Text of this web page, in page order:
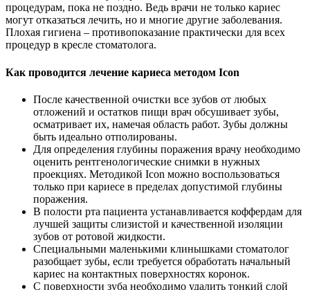
процедурам, пока не поздно. Ведь врачи не только кариес
могут отказаться лечить, но и многие другие заболевания.
Плохая гигиена – противопоказание практически для всех
процедур в кресле стоматолога.
Как проводится лечение кариеса методом Icon
После качественной очистки все зубов от любых
отложений и остатков пищи врач обсушивает зубы,
осматривает их, намечая область работ. Зубы должны
быть идеально отполированы.
Для определения глубины поражения врачу необходимо
оценить рентгенологические снимки в нужных
проекциях. Методикой Icon можно воспользоваться
только при кариесе в пределах допустимой глубины
поражения.
В полости рта пациента устанавливается коффердам для
лучшей защиты слизистой и качественной изоляции
зубов от ротовой жидкости.
Специальными маленькими клинышками стоматолог
разобщает зубы, если требуется обработать начальный
кариес на контактных поверхностях коронок.
С поверхности зуба необходимо удалить тонкий слой